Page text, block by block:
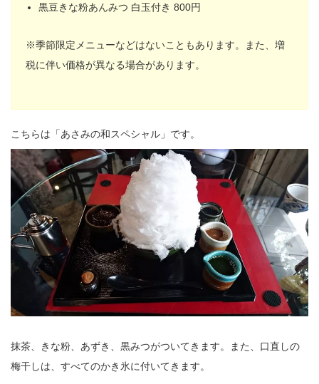
黒豆きな粉あんみつ 白玉付き 800円
※季節限定メニューなどはないこともあります。また、増
税に伴い価格が異なる場合があります。
こちらは「あさみの和スペシャル」です。
抹茶、きな粉、あずき、黒みつがついてきます。また、口直しの
梅干しは、すべてのかき氷に付いてきます。